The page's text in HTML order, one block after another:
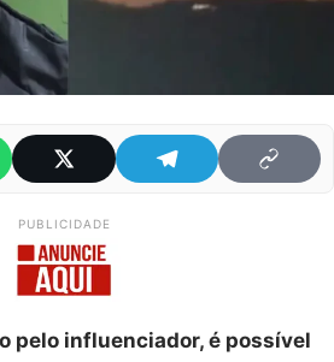
PUBLICIDADE
pelo influenciador, é possível